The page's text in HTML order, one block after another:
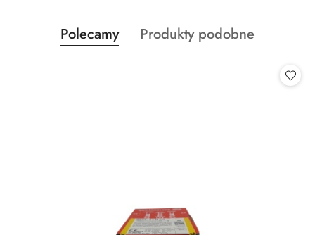
Pomiń karuzelę produktów
Produkty
o
Polecamy
Produkty
Produkty podobne